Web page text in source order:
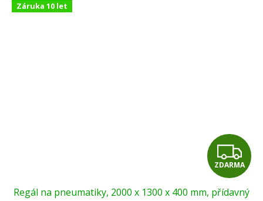
Záruka 10 let
Z
D
ZDARMA
Regál na pneumatiky, 2000 x 1300 x 400 mm, přídavný